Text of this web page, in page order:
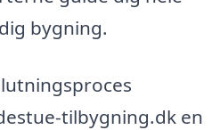
bygning.
tilbygning.dk en